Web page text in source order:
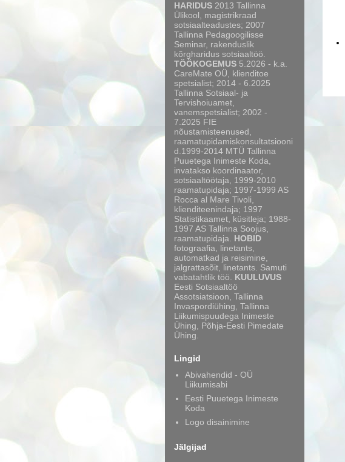
HARIDUS 2013 Tallinna
Ülikool, magistrikraad
sotsiaalteadustes; 2007
Tallinna Pedagoogilisse
Seminar, rakenduslik
kõrgharidus sotsiaaltöö.
TÖÖKOGEMUS 5.2026 - k.a.
CareMate OÜ, klienditoe
spetsialist; 2014 - 6.2025
Tallinna Sotsiaal- ja
Tervishoiuamet,
vanemspetsialist; 2002 -
7.2025 FIE
nõustamisteenused,
raamatupidamiskonsultatsiooni
d.1999-2014 MTÜ Tallinna
Puuetega Inimeste Koda,
invatakso koordinaator,
sotsiaaltöötaja, 1999-2010
raamatupidaja; 1997-1999 AS
Rocca al Mare Tivoli,
klienditeenindaja; 1997
Statistikaamet, küsitleja; 1988-
1997 AS Tallinna Soojus,
raamatupidaja. HOBID
fotograafia, linetants,
automatkad ja reisimine,
jalgrattasõit, linetants. Samuti
vabatahtlik töö. KUULUVUS
Eesti Sotsiaaltöö
Assotsiatsioon, Tallinna
Invaspordiühing, Tallinna
Liikumispuudega Inimeste
Ühing, Põhja-Eesti Pimedate
Ühing.
Lingid
Abivahendid - OÜ
Liikumisabi
Eesti Puuetega Inimeste
Koda
Logo disainimine
Jälgijad